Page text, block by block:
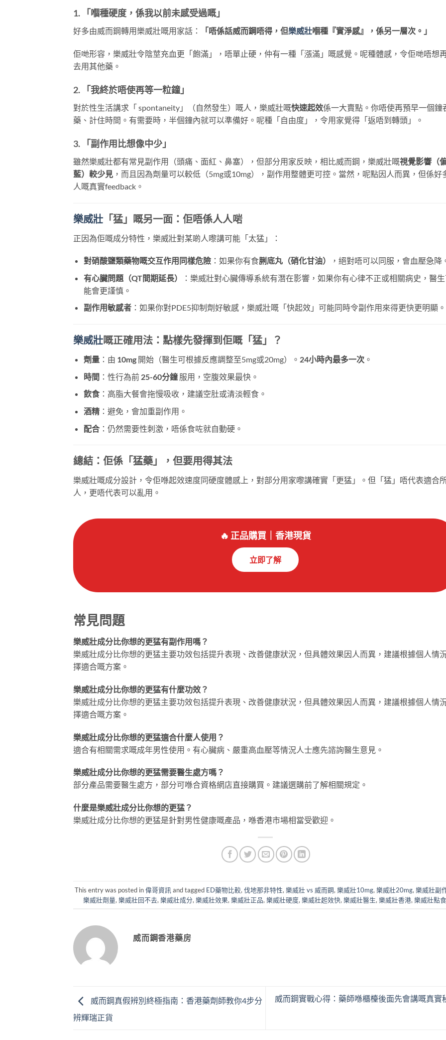
1. 「嗰種硬度，係我以前未感受過嘅」
好多由威而鋼轉用樂威壯嘅用家話： 「唔係話威而鋼唔得，但樂威壯嗰種『實淨感』，係另一層次。」
佢哋形容，樂威壯令陰莖充血更「飽滿」，唔單止硬，仲有一種「漲滿」嘅感覺。呢種體感，令佢哋唔想
去用其他藥。
2. 「我終於唔使再等一粒鐘」
對於性生活講求「 spontaneity」（自然發生）嘅人，樂威壯嘅快速起效係一大賣點。你唔使再預早一個鐘
藥、計住時間。有需要時，半個鐘內就可以準備好。呢種「自由度」，令用家覺得「返唔到轉頭」。
3. 「副作用比想像中少」
雖然樂威壯都有常見副作用（頭痛、面紅、鼻塞），但部分用家反映，相比威而鋼，樂威壯嘅視覺影響（
藍）較少見 ，而且因為劑量可以較低（5mg或10mg），副作用整體更可控。當然，呢點因人而異，但係好
人嘅真實feedback。
樂威壯 「猛」嘅另一面：佢唔係人人啱
正因為佢嘅成分特性，樂威壯對某啲人嚟講可能「太猛」：
對硝酸鹽類藥物嘅交互作用同樣危險：如果你有食脷底丸（硝化甘油）
，絕對唔可以同服，會血壓急降
有心臟問題（QT間期延長）
：樂威壯對心臟傳導系統有潛在影響，如果你有心律不正或相關病史，醫
能會更謹慎。
副作用敏感者：如果你對PDE5抑制劑好敏感，樂威壯嘅「快起效」可能同時令副作用來得更快更明顯。
樂威壯嘅正確用法：點樣先發揮到佢嘅「猛」？
劑量：由 10mg​ 開始（醫生可根據反應調整至5mg或20mg）。 24小時內最多一次。
時間 ：性行為前 25-60分鐘​ 服用，空腹效果最快。
飲食：高脂大餐會拖慢吸收，建議空肚或清淡輕食。
酒精：避免，會加重副作用。
配合：仍然需要性刺激，唔係食咗就自動硬。
總結：佢係「猛藥」，但要用得其法
樂威壯嘅成分設計，令佢喺起效速度同硬度體感上，對部分用家嚟講確實「更猛」。但「猛」唔代表適合
人，更唔代表可以亂用。
🔥 正品購買｜香港現貨
立即了解
常見問題
樂威壯成分比你想的更猛有副作用嗎？
樂威壯成分比你想的更猛主要功效包括提升表現、改善健康狀況，但具體效果因人而異，建議根據個人情
擇適合嘅方案。
樂威壯成分比你想的更猛有什麼功效？
樂威壯成分比你想的更猛主要功效包括提升表現、改善健康狀況，但具體效果因人而異，建議根據個人情
擇適合嘅方案。
樂威壯成分比你想的更猛適合什麼人使用？
適合有相關需求嘅成年男性使用。有心臟病、嚴重高血壓等情況人士應先諮詢醫生意見。
樂威壯成分比你想的更猛需要醫生處方嗎？
部分產品需要醫生處方，部分可喺合資格網店直接購買。建議選購前了解相關規定。
什麼是樂威壯成分比你想的更猛？
樂威壯成分比你想的更猛是針對男性健康嘅產品，喺香港市場相當受歡迎。
This entry was posted in偉哥資訊 and tagged ED藥物比較,伐地那非特性,樂威壯 vs 威而鋼,樂威壯10mg,樂威壯20mg,樂威壯副
樂威壯劑量, 樂威壯回不去, 樂威壯成分, 樂威壯效果, 樂威壯正品, 樂威壯硬度, 樂威壯起效快, 樂威壯醫生, 樂威壯香港, 樂威壯點食
威而鋼香港藥房
威而鋼真假辨別終極指南：香港藥劑師教你4步分
辨輝瑞正貨
威而鋼實戰心得：藥師喺櫃檯後面先會講嘅真實